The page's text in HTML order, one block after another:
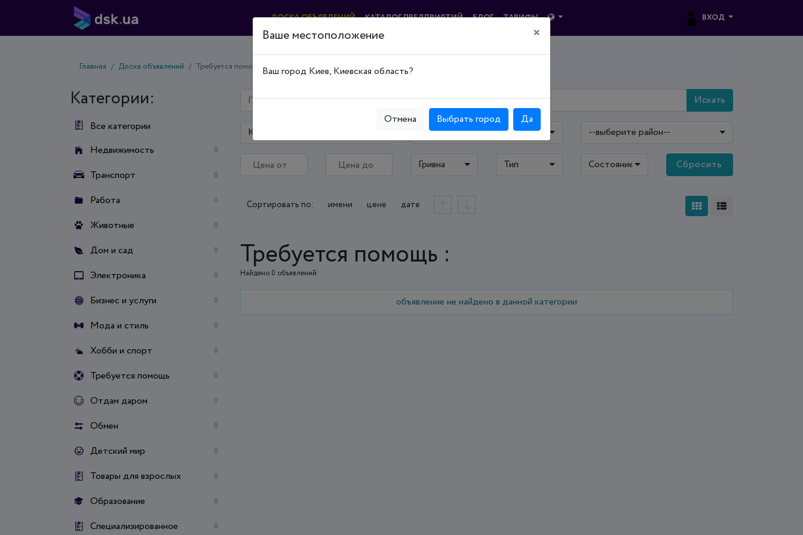
ДОСКА ОБЪЯВЛЕНИЙ КАТАЛОГ ПРЕДПРИЯТИЙ БЛОГ ТАРИФЫ ВХОД
Главная Доска объявлений Требуется помощь
Категории:
Все категории
Недвижимость
0
Транспорт 0
Работа 0
Животные 0
Дом и сад 0
Электроника 0
Бизнес и услуги 0
Мода и стиль 0
Хобби и спорт 0
Требуется помощь 0
Отдам даром 0
Обмен 0
Детский мир 0
Товары для взрослых 0
Образование 0
Специализированное
0
Искать
Киевская область Киев --выберите район--
Гривна Тип Состояние: все Сбросить
Сортировать по: имени цене дате
Требуется помощь :
Найдено 0 объявлений
объявление не найдено в данной категории
Ваше местоположение ×
Ваш город Киев, Киевская область?
Отмена Выбрать город Да